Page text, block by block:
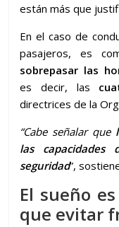
están más que
En el caso de
pasajeros, es
sobrepasar las
es decir, las
directrices de la
“Cabe señalar que
las capacidades
seguridad”,
El sueño
que evitar